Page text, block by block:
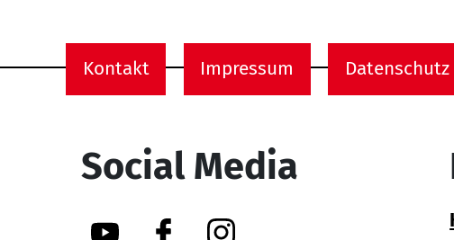
Kontakt Impressum Datenschutz
Social Media